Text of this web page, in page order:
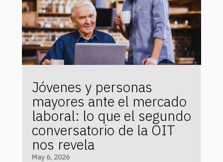
Jóvenes y personas
mayores ante el mercado
laboral: lo que el segundo
conversatorio de la OIT
nos revela
May 6, 2026